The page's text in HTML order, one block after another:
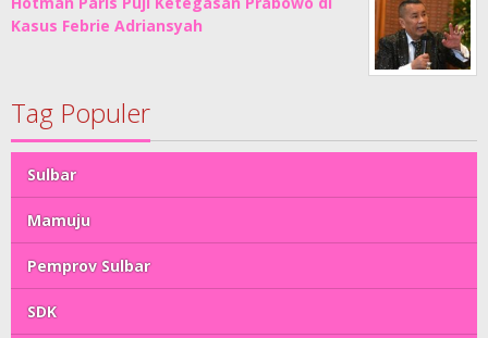
Kasus Febrie Adriansyah
Tag Populer
Sulbar
Mamuju
Pemprov Sulbar
SDK